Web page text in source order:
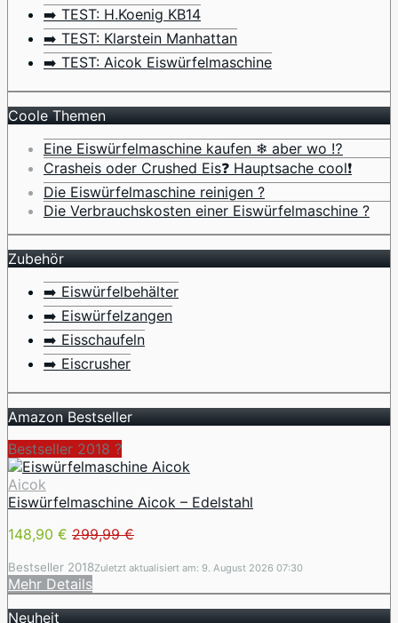
➡️ TEST: H.Koenig KB14
➡️ TEST: Klarstein Manhattan
➡️ TEST: Aicok Eiswürfelmaschine
Coole Themen
Eine Eiswürfelmaschine kaufen ❄ aber wo ⁉️
Crasheis oder Crushed Eis❓ Hauptsache cool❗
Die Eiswürfelmaschine reinigen ?
Die Verbrauchskosten einer Eiswürfelmaschine ?
Zubehör
➡️ Eiswürfelbehälter
➡️ Eiswürfelzangen
➡️ Eisschaufeln
➡️ Eiscrusher
Amazon Bestseller
Bestseller 2018 ?
Aicok
Eiswürfelmaschine Aicok – Edelstahl
148,90 € 299,99 €
Bestseller 2018Zuletzt aktualisiert am: 9. August 2026 07:30
Mehr Details
Neuheit